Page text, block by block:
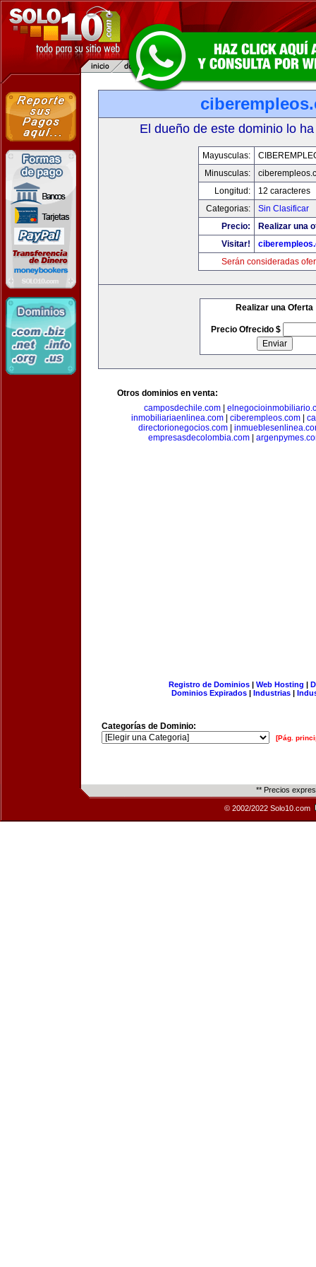
El dueño de este dominio lo
Mayusculas:
Minusculas:
Longitud:
12 caracteres
Categorias:
Sin Clasificar
Precio:
Realizar una
Visitar!
Serán consideradas
Realizar una Oferta
Precio Ofrecido $
Otros dominios en venta:
camposdechile.com
inmobiliariaenlinea.com| ciberempleos.com|
directorionegocios.com
empresasdecolombia.com|
Registro de Dominios| Web Hosting |
Dominios Expirados | Industrias |
Categorías de Dominio:
[Pág.
** Precios
© 2002/2022 Solo10.com